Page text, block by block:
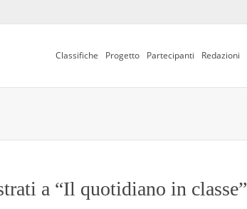
Classifiche Progetto Partecipanti Redazioni
a “Il quotidiano in classe”